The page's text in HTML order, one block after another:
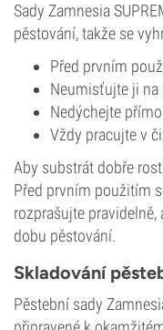
Sady Zamnesia
pěstování, takže se
Před prvním
Neumisťujte ji
Nedýchejte
Vždy pracujte v
Aby substrát dobře
Před prvním použitím
rozprašujte
dobu pěstování.
Skladování
Pěstební sady